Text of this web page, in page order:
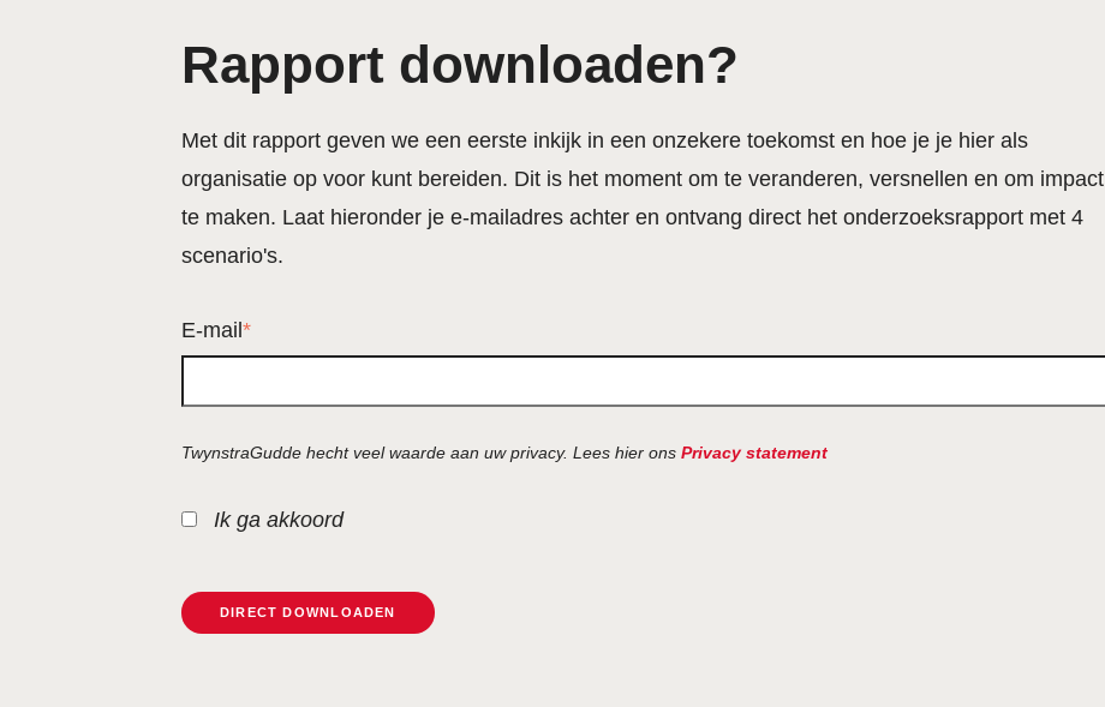
Rapport downloaden?
Met dit rapport geven we een eerste inkijk in een onzekere toekomst en hoe je je hier als
organisatie op voor kunt bereiden. Dit is het moment om te veranderen, versnellen en om impact
te maken. Laat hieronder je e-mailadres achter en ontvang direct het onderzoeksrapport met 4
scenario's.
E-mail*
TwynstraGudde hecht veel waarde aan uw privacy. Lees hier ons Privacy statement
Ik ga akkoord